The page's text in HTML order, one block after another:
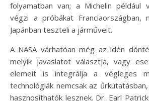
folyamatban van; a Michelin például
végzi a próbákat Franciaországban,
Japánban teszteli a járműveit.
A NASA várhatóan még az idén
melyik javaslatot választja, vagy
elemeit is integrálja a végleges
technológiák nemcsak az
hasznosíthatók lesznek. Dr. Earl